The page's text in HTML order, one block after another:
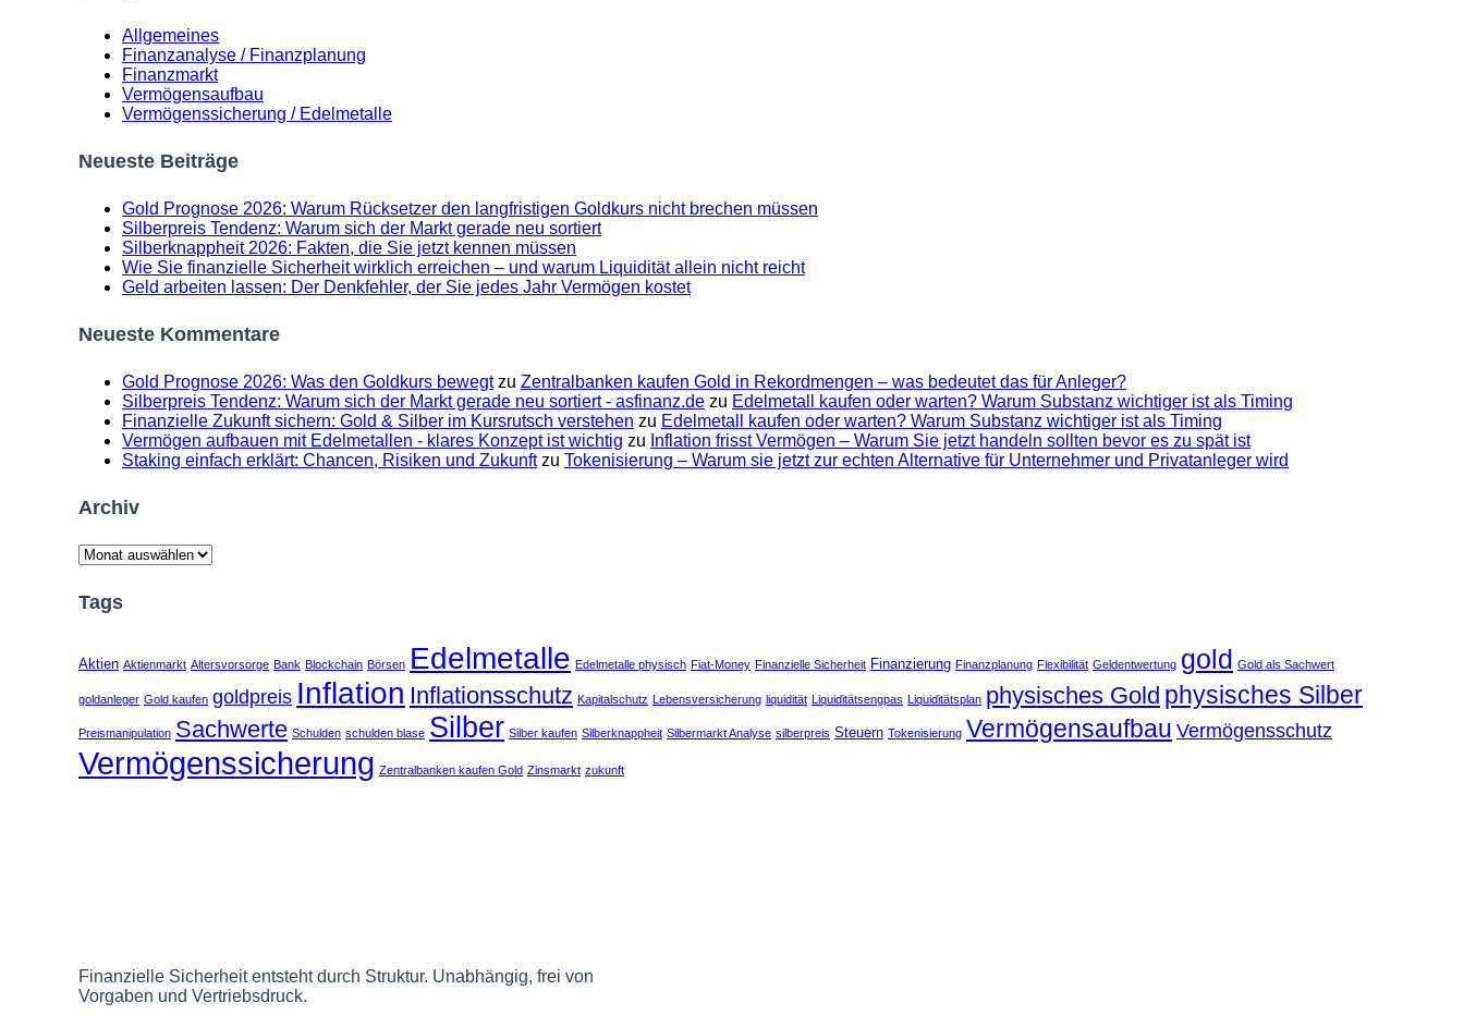
Allgemeines
Finanzanalyse / Finanzplanung
Finanzmarkt
Vermögensaufbau
Vermögenssicherung / Edelmetalle
Neueste Beiträge
Gold Prognose 2026: Warum Rücksetzer den langfristigen Goldkurs nicht brechen müssen
Silberpreis Tendenz: Warum sich der Markt gerade neu sortiert
Silberknappheit 2026: Fakten, die Sie jetzt kennen müssen
Wie Sie finanzielle Sicherheit wirklich erreichen – und warum Liquidität allein nicht reicht
Geld arbeiten lassen: Der Denkfehler, der Sie jedes Jahr Vermögen kostet
Neueste Kommentare
Gold Prognose 2026: Was den Goldkurs bewegtzu Zentralbanken kaufen Gold in Rekordmengen – was bedeutet das für Anleger?
Silberpreis Tendenz: Warum sich der Markt gerade neu sortiert - asfinanz.de zu Edelmetall kaufen oder warten? Warum Substanz wichtiger ist als Timing
Finanzielle Zukunft sichern: Gold & Silber im Kursrutsch verstehen zu Edelmetall kaufen oder warten? Warum Substanz wichtiger ist als Timing
Vermögen aufbauen mit Edelmetallen - klares Konzept ist wichtig zu Inflation frisst Vermögen – Warum Sie jetzt handeln sollten bevor es zu spät ist
Staking einfach erklärt: Chancen, Risiken und Zukunftzu Tokenisierung – Warum sie jetzt zur echten Alternative für Unternehmer und Privatanleger wird
Archiv
Archiv
Tags
Aktien Aktienmarkt Altersvorsorge Bank Blockchain Börsen Edelmetalle Edelmetalle physisch Fiat-Money Finanzielle Sicherheit Finanzierung Finanzplanung Flexibilität Geldentwertung gold Gold als Sachwert
goldanleger Gold kaufen goldpreis Inflation Inflationsschutz Kapitalschutz Lebensversicherung liquidität Liquiditätsengpas Liquiditätsplan physisches Gold physisches Silber
Preismanipulation Sachwerte Schulden schulden blase Silber Silber kaufen Silberknappheit Silbermarkt Analyse silberpreis Steuern Tokenisierung Vermögensaufbau Vermögensschutz
Vermögenssicherung Zentralbanken kaufen Gold Zinsmarkt zukunft
Finanzielle Sicherheit entsteht durch Struktur. Unabhängig, frei von
Vorgaben und Vertriebsdruck.